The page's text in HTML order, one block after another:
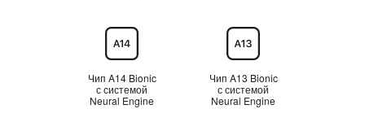
Процессор
Чип A14 Bionic
с системой
Neural Engine
Чип A13 Bionic
с системой
Neural Engine